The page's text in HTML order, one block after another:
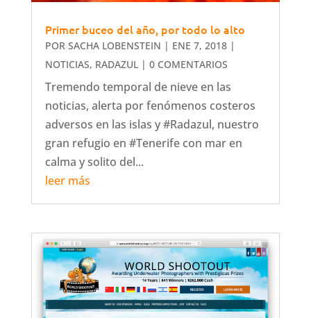
Primer buceo del año, por todo lo alto
POR SACHA LOBENSTEIN | ENE 7, 2018|
NOTICIAS, RADAZUL| 0 COMENTARIOS
Tremendo temporal de nieve en las
noticias, alerta por fenómenos costeros
adversos en las islas y #Radazul, nuestro
gran refugio en #Tenerife con mar en
calma y solito del...
leer más